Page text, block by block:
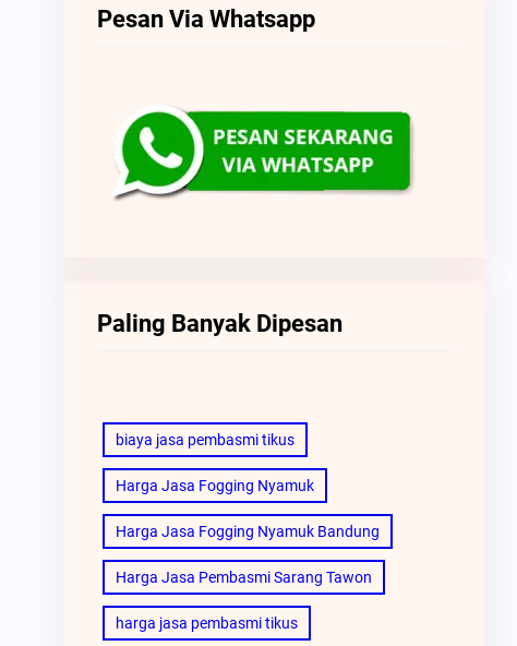
Pesan Via Whatsapp
Paling Banyak Dipesan
biaya jasa pembasmi tikus
Harga Jasa Fogging Nyamuk
Harga Jasa Fogging Nyamuk Bandung
Harga Jasa Pembasmi Sarang Tawon
harga jasa pembasmi tikus